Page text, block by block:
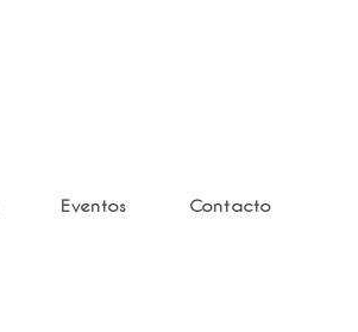
Eventos Contacto